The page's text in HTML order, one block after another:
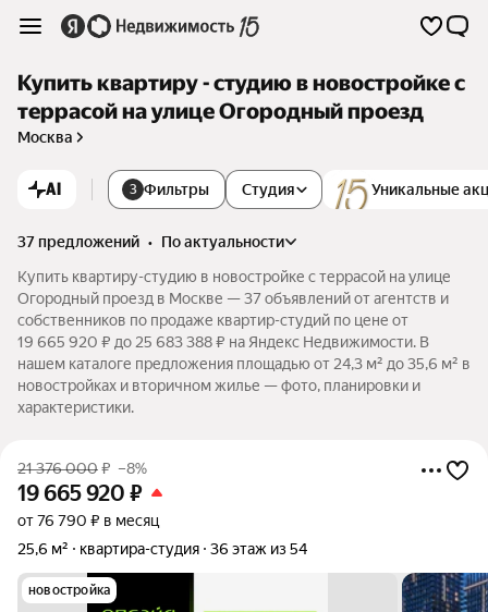
Купить квартиру - студию в новостройке с
террасой на улице Огородный проезд
Москва
AI 3 Фильтры Уникальные
Студия
37 предложений •
по актуальности
Купить квартиру-студию в новостройке с террасой на улице
Огородный проезд в Москве — 37 объявлений от агентств и
собственников по продаже квартир-студий по цене от
19 665 920 ₽ до 25 683 388 ₽ на Яндекс Недвижимости. В
нашем каталоге предложения площадью от 24,3 м² до 35,6 м² в
новостройках и вторичном жилье — фото, планировки и
характеристики.
21 376 000₽ –8%
19 665 920 ₽
от 76 790 ₽ в месяц
25,6 м²
квартира-студия 36 этаж из 54
новостройка